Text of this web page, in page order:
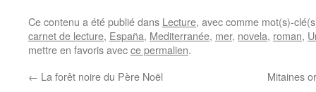
Ce contenu a été publié dans Lecture, avec comme mot(s)-
carnet de lecture, España, Mediterranée, mer, novela, roman,
mettre en favoris avecce permalien.
← La forêt noire du Père Noël Mitaines